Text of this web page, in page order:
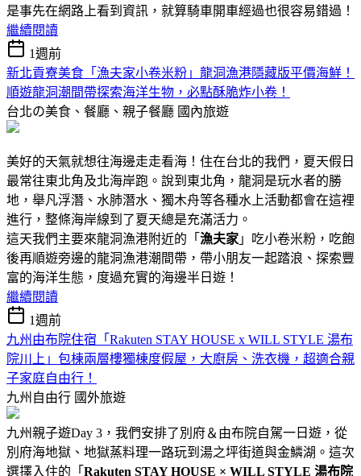
是事先在網路上看到資訊，就算騎車開車經過也很容易錯過！
繼續閱讀
1週前
新北貢寮美食「漁夫家小卷米粉」龍洞漁港隱藏版平價海鮮！
順遊龍洞潮間帶探索海洋生物，必點酥脆炸小卷！
台北の美食、餐廳、親子餐廳 國內旅遊
美好的天氣就想往海邊走走看海！住在台北的我們，夏天假日
最常往東北角及北海岸跑。說到東北角，龍洞是玩水者的勝
地，舉凡浮潛、水肺潛水、獨木舟等各種水上活動都會在這裡
進行，整條海岸線到了夏天總是充滿活力。
這天我們主要來龍洞漁港附近的「 漁夫家 」吃小卷米粉，吃飽
後再順遊旁邊的龍洞漁港潮間帶，帶小朋友一起踏浪、探索豐
富的海洋生態，度過充實的海邊半日遊！
繼續閱讀
1週前
九州由布院住宿「Rakuten STAY HOUSE x WILL STYLE 湯布
院川上」包棟兩層樓獨棟度假屋，大廚房、洗衣機，超適合親
子家庭自由行！
九州自由行 國外旅遊
九州親子遊Day 3，我們安排了別府＆由布院自駕一日遊，從
別府海地獄、地獄蒸料理一路玩到湯之坪街道與金鱗湖。這次
選擇入住的「 Rakuten STAY HOUSE × WILL STYLE 湯布院